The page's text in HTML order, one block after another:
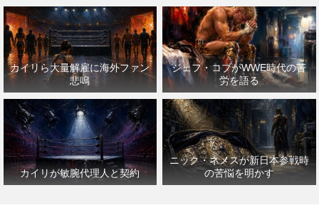
カイリら大量解雇に海外ファン
悲鳴
ジェフ・コブがWWE時代の苦
労を語る
カイリが敏腕代理人と契約
ニック・ネメスが新日本参戦時
の苦悩を明かす